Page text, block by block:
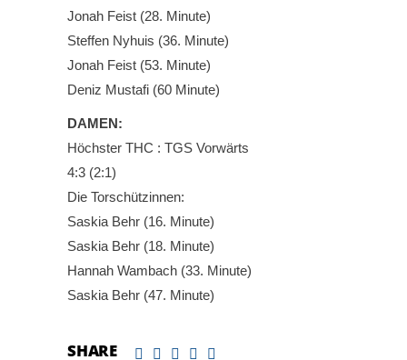
Jonah Feist (28. Minute)
Steffen Nyhuis (36. Minute)
Jonah Feist (53. Minute)
Deniz Mustafi (60 Minute)
DAMEN:
Höchster THC : TGS Vorwärts
4:3 (2:1)
Die Torschützinnen:
Saskia Behr (16. Minute)
Saskia Behr (18. Minute)
Hannah Wambach (33. Minute)
Saskia Behr (47. Minute)
SHARE